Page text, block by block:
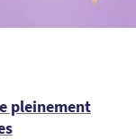
pleinement